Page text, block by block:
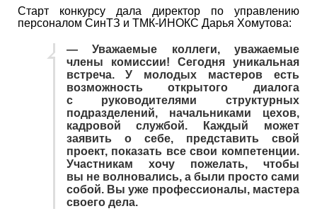
Старт конкурсу дала директор по управлению
персоналом СинТЗ и ТМК-ИНОКС Дарья Хомутова:
— Уважаемые коллеги, уважаемые
члены комиссии! Сегодня уникальная
встреча. У молодых мастеров есть
возможность открытого диалога
с руководителями структурных
подразделений, начальниками цехов,
кадровой службой. Каждый может
заявить о себе, представить свой
проект, показать все свои компетенции.
Участникам хочу пожелать, чтобы
вы не волновались, а были просто сами
собой. Вы уже профессионалы, мастера
своего дела.